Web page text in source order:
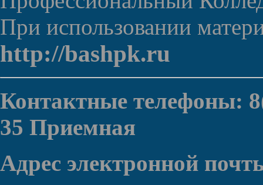
При использовании
http://bashpk.ru
Контактные телефоны:
35 Приемная
Адрес электронной